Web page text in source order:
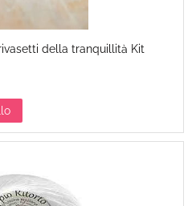
della tranquillità Kit